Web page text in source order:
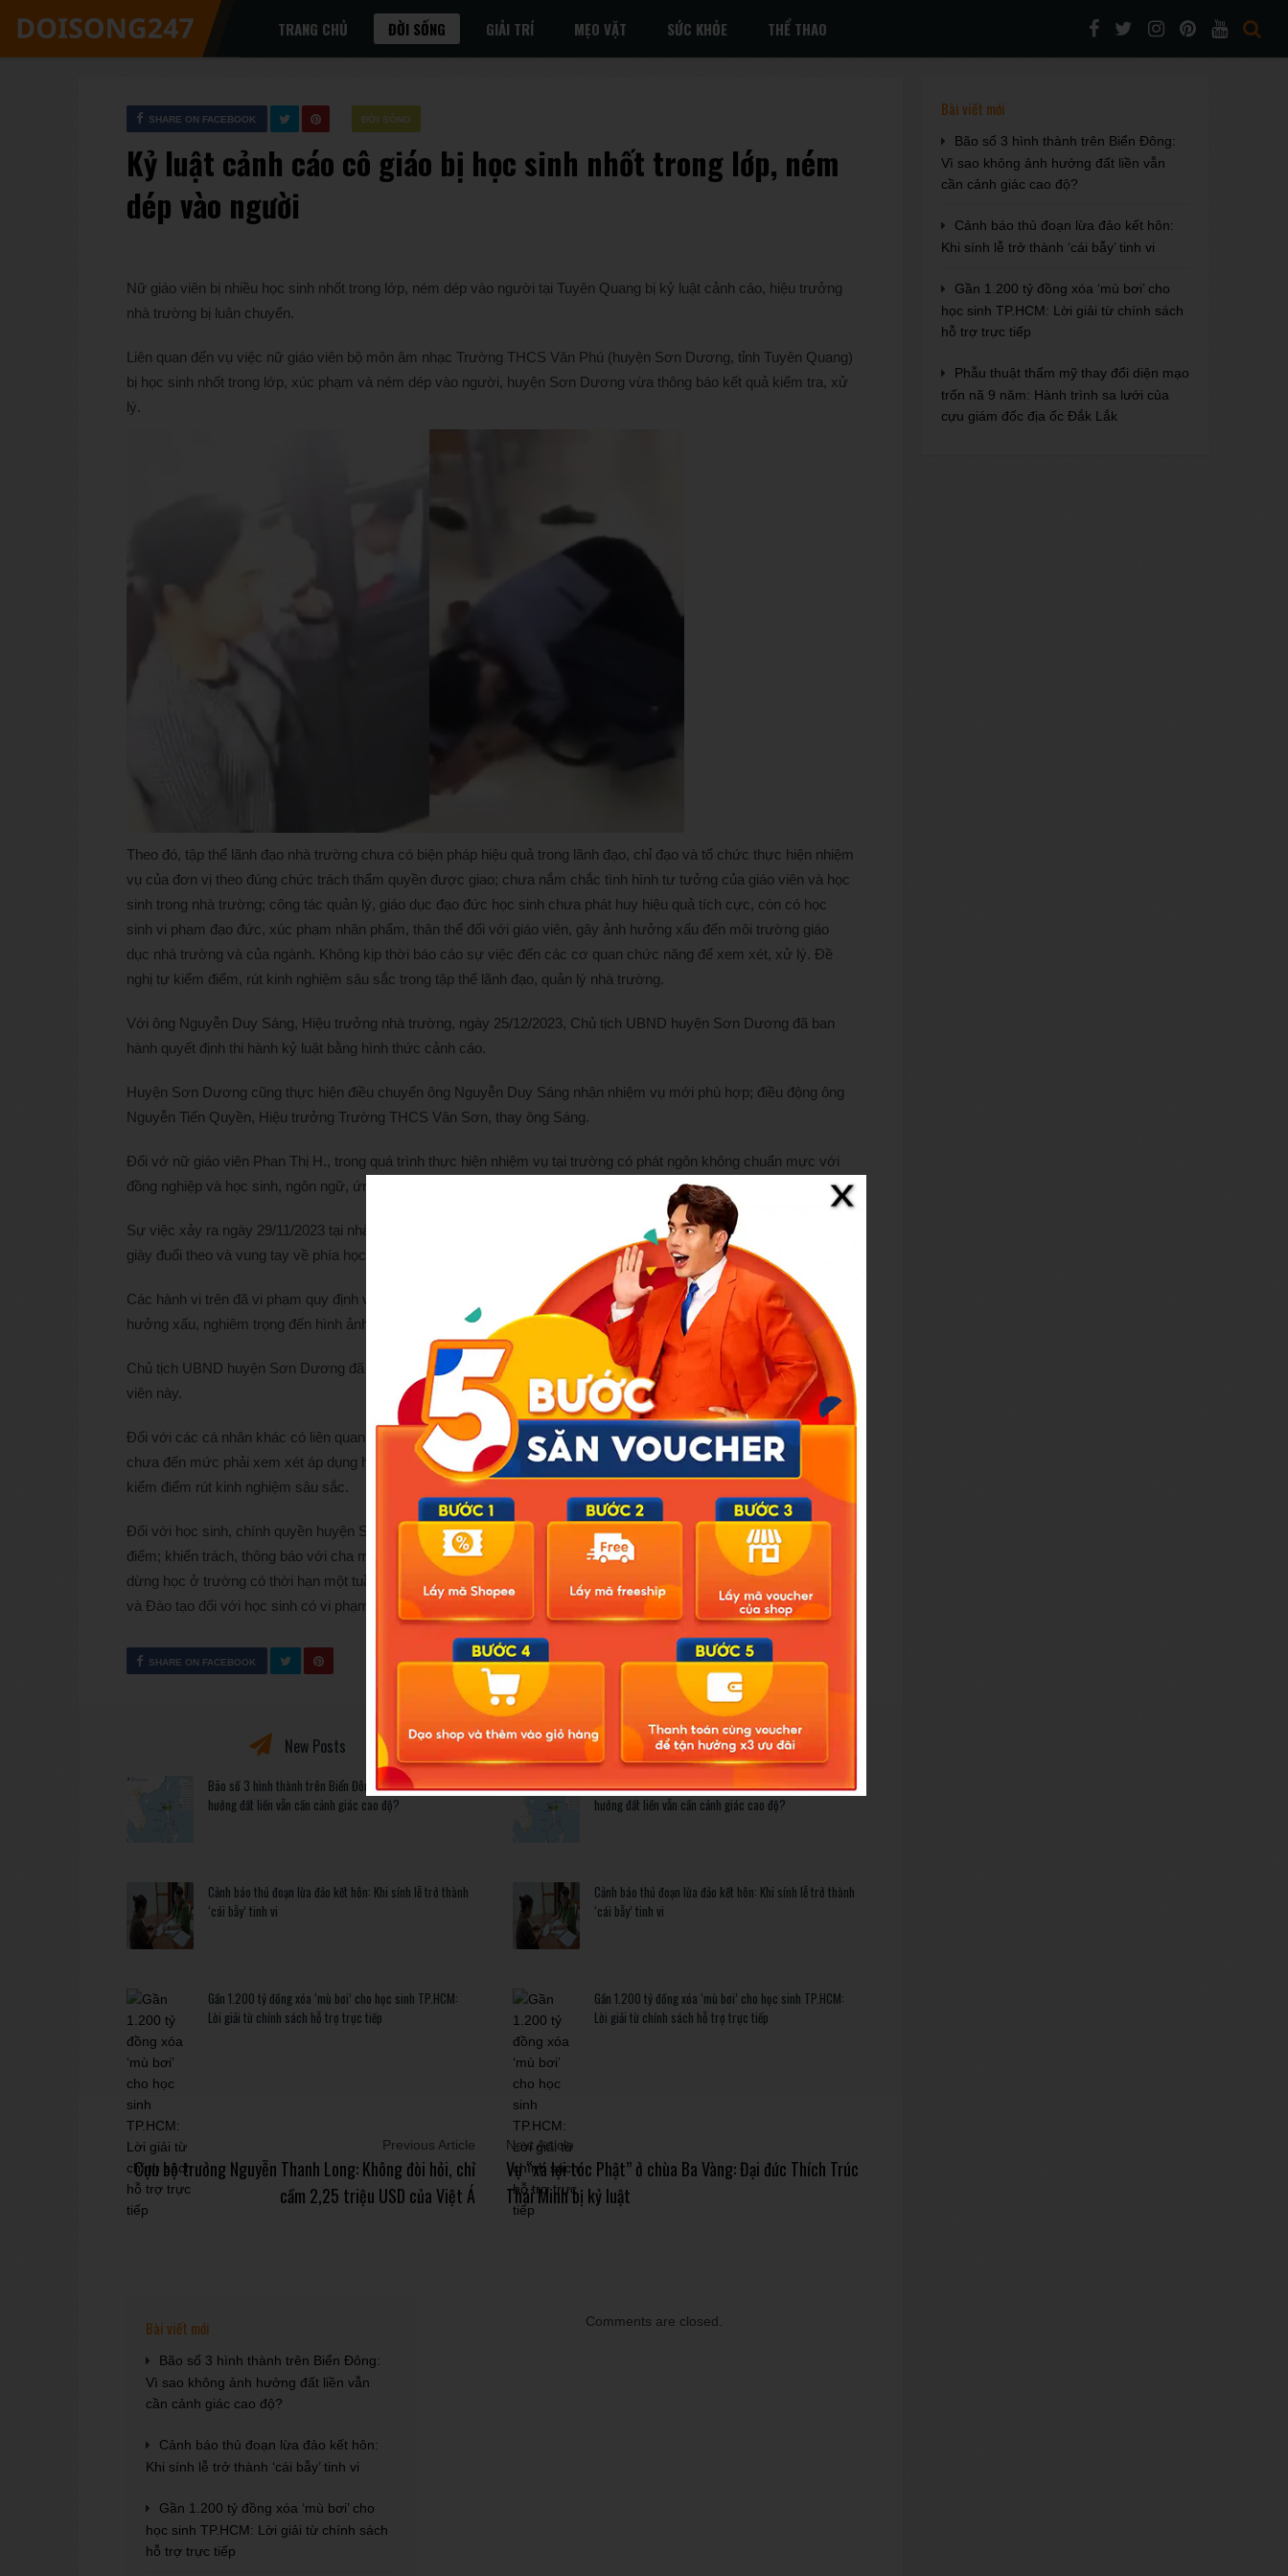
TRANG CHỦ ĐỜI SỐNG GIẢI TRÍ MẸO VẶT SỨC KHỎE THỂ THAO
ĐỜI SỐNG
SHARE ON FACEBOOK
Kỷ luật cảnh cáo cô giáo bị học sinh nhốt trong lớp, ném
dép vào người
Nữ giáo viên bị nhiều học sinh nhốt trong lớp, ném dép vào người tại Tuyên Quang bị kỷ luật cảnh cáo, hiệu trưởng
nhà trường bị luân chuyển.
Liên quan đến vụ việc nữ giáo viên bộ môn âm nhạc Trường THCS Văn Phú (huyện Sơn Dương, tỉnh Tuyên Quang)
bị học sinh nhốt trong lớp, xúc phạm và ném dép vào người, huyện Sơn Dương vừa thông báo kết quả kiểm tra, xử
lý.
Theo đó, tập thể lãnh đạo nhà trường chưa có biện pháp hiệu quả trong lãnh đạo, chỉ đạo và tổ chức thực hiện nhiệm
vụ của đơn vị theo đúng chức trách thẩm quyền được giao; chưa nắm chắc tình hình tư tưởng của giáo viên và học
sinh trong nhà trường; công tác quản lý, giáo dục đạo đức học sinh chưa phát huy hiệu quả tích cực, còn có học
sinh vi phạm đạo đức, xúc phạm nhân phẩm, thân thể đối với giáo viên, gây ảnh hưởng xấu đến môi trường giáo
dục nhà trường và của ngành. Không kịp thời báo cáo sự việc đến các cơ quan chức năng để xem xét, xử lý. Đề
nghị tự kiểm điểm, rút kinh nghiệm sâu sắc trong tập thể lãnh đạo, quản lý nhà trường.
Với ông Nguyễn Duy Sáng, Hiệu trưởng nhà trường, ngày 25/12/2023, Chủ tịch UBND huyện Sơn Dương đã ban
hành quyết định thi hành kỷ luật bằng hình thức cảnh cáo.
Huyện Sơn Dương cũng thực hiện điều chuyển ông Nguyễn Duy Sáng nhận nhiệm vụ mới phù hợp; điều động ông
Nguyễn Tiến Quyền, Hiệu trưởng Trường THCS Vân Sơn, thay ông Sáng.
Đối vớ nữ giáo viên Phan Thị H., trong quá trình thực hiện nhiệm vụ tại trường có phát ngôn không chuẩn mực với
đồng nghiệp và học sinh, ngôn ngữ, ứng xử của giáo viên chưa bảo đảm tính sư phạm.
Sự việc xảy ra ngày 29/11/2023 tại nhà trường, bản thân cô có phát ngôn xúc phạm đến học sinh và có hành vi cầm
giày đuổi theo và vung tay về phía học sinh (các video clip được đăng tải trên mạng xã hội).
Các hành vi trên đã vi phạm quy định về đạo đức nhà giáo, những điều viên chức không được làm, đã làm ảnh
hưởng xấu, nghiêm trọng đến hình ảnh nhà giáo, môi trường giáo dục và tình hình an ninh trật tự địa phương.
Chủ tịch UBND huyện Sơn Dương đã ban hành quyết định thi hành kỷ luật bằng hình thức cảnh cáo đối với nữ giáo
viên này.
Đối với các cá nhân khác có liên quan sự việc được các cơ quan chức năng kiểm tra, xác minh hành vi vi phạm
chưa đến mức phải xem xét áp dụng hình thức xử lý kỷ luật, Trường THCS Văn Phú làm rõ trách nhiệm và yêu cầu
kiểm điểm rút kinh nghiệm sâu sắc.
Đối với học sinh, chính quyền huyện Sơn Dương nhắc nhở, hỗ trợ, giúp đỡ trực tiếp để học sinh khắc phục khuyết
điểm; khiển trách, thông báo với cha mẹ học sinh nhằm phối hợp giúp đỡ học sinh khắc phục khuyết điểm; tạm
dừng học ở trường có thời hạn một tuần và thực hiện các biện pháp giáo dục khác theo quy định của Bộ Giáo dục
và Đào tạo đối với học sinh có vi phạm.
Theo Người lao động
SHARE ON FACEBOOK
New Posts
Bão số 3 hình thành trên Biển Đông: Vì sao không ảnh
hưởng đất liền vẫn cần cảnh giác cao độ?
Cảnh báo thủ đoạn lừa đảo kết hôn: Khi sính lễ trở thành
‘cái bẫy’ tinh vi
Gần 1.200 tỷ đồng xóa ‘mù bơi’ cho học sinh TP.HCM:
Lời giải từ chính sách hỗ trợ trực tiếp
Related Posts
Bão số 3 hình thành trên Biển Đông: Vì sao không ảnh
hưởng đất liền vẫn cần cảnh giác cao độ?
Cảnh báo thủ đoạn lừa đảo kết hôn: Khi sính lễ trở thành
‘cái bẫy’ tinh vi
Gần 1.200 tỷ đồng xóa ‘mù bơi’ cho học sinh TP.HCM:
Lời giải từ chính sách hỗ trợ trực tiếp
Previous Article
Cựu bộ trưởng Nguyễn Thanh Long: Không đòi hỏi, chỉ
cầm 2,25 triệu USD của Việt Á
Next Article
Vụ “xá lợi tóc Phật” ở chùa Ba Vàng: Đại đức Thích Trúc
Thái Minh bị kỷ luật
Bài viết mới
Bão số 3 hình thành trên Biển Đông:
Vì sao không ảnh hưởng đất liền vẫn
cần cảnh giác cao độ?
Cảnh báo thủ đoạn lừa đảo kết hôn:
Khi sính lễ trở thành ‘cái bẫy’ tinh vi
Gần 1.200 tỷ đồng xóa ‘mù bơi’ cho
học sinh TP.HCM: Lời giải từ chính sách
hỗ trợ trực tiếp
Comments are closed.
Bài viết mới
Bão số 3 hình thành trên Biển Đông:
Vì sao không ảnh hưởng đất liền vẫn
cần cảnh giác cao độ?
Cảnh báo thủ đoạn lừa đảo kết hôn:
Khi sính lễ trở thành ‘cái bẫy’ tinh vi
Gần 1.200 tỷ đồng xóa ‘mù bơi’ cho
học sinh TP.HCM: Lời giải từ chính sách
hỗ trợ trực tiếp
Phẫu thuật thẩm mỹ thay đổi diện mạo
trốn nã 9 năm: Hành trình sa lưới của
cựu giám đốc địa ốc Đắk Lắk